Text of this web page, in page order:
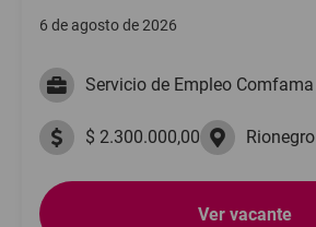
6 de agosto de 2026
Servicio de Empleo Comfama
$ 2.300.000,00 Rionegro
Ver vacante